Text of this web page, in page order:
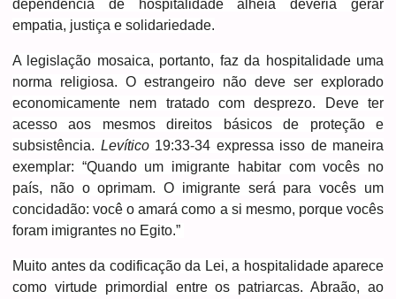
dependência de hospitalidade alheia deveria gerar
empatia, justiça e solidariedade.
A legislação mosaica, portanto, faz da hospitalidade uma
norma religiosa. O estrangeiro não deve ser explorado
economicamente nem tratado com desprezo. Deve ter
acesso aos mesmos direitos básicos de proteção e
subsistência. Levítico 19:33-34 expressa isso de maneira
exemplar: “Quando um imigrante habitar com vocês no
país, não o oprimam. O imigrante será para vocês um
concidadão: você o amará como a si mesmo, porque vocês
foram imigrantes no Egito.”
Muito antes da codificação da Lei, a hospitalidade aparece
como virtude primordial entre os patriarcas. Abraão, ao